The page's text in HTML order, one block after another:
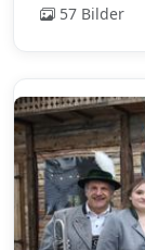
57 Bilder